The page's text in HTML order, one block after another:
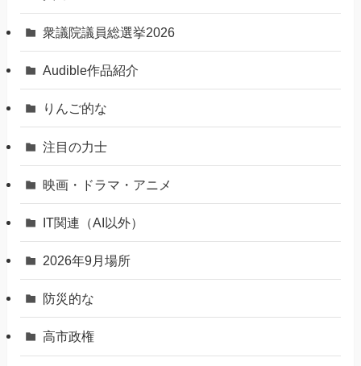
衆議院議員総選挙2026
Audible作品紹介
りんご的な
注目の力士
映画・ドラマ・アニメ
IT関連（AI以外）
2026年9月場所
防災的な
高市政権